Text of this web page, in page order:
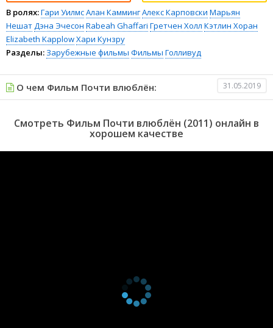
В ролях:Гари УилмсАлан КаммингАлекс Карповски Марьян
НешатДэна Эчесон Rabeah Ghaffari Гретчен Холл Кэтлин Хоран
Elizabeth KapplowХари Кунзру
Разделы: Зарубежные фильмы Фильмы Голливуд
О чем Фильм Почти влюблён: 31.05.2019
Смотреть Фильм Почти влюблён (2011) онлайн в
хорошем качестве